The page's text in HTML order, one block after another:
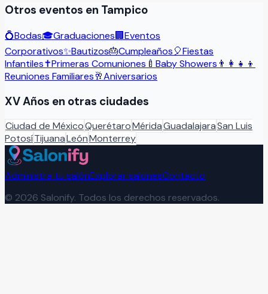
Otros eventos en Tampico
💍Bodas🎓Graduaciones🏢Eventos
Corporativos✨Bautizos🎂Cumpleaños🎈Fiestas
Infantiles✝️Primeras Comuniones 🍼 Baby Showers 👨‍👩‍👧‍👦
Reuniones Familiares🥂Aniversarios
XV Años en otras ciudades
Ciudad de MéxicoQuerétaroMéridaGuadalajaraSan Luis
PotosíTijuanaLeónMonterrey
Administra tu salónExplorar salonesContacto
© 2026 Salonify. Todos los derechos reservados.